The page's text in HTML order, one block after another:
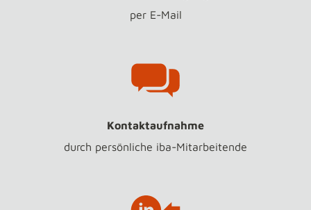
per E-Mail
Kontaktaufnahme
durch persönliche iba-Mitarbeitende